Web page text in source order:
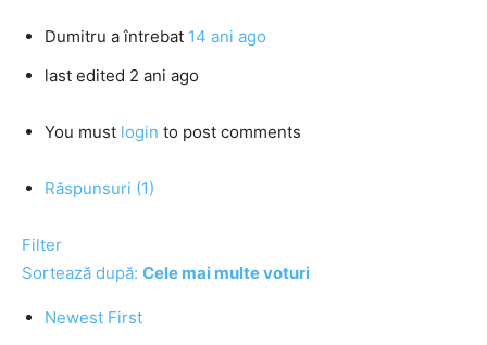
Dumitru a întrebat 14 ani ago
last edited 2 ani ago
You must login to post comments
Răspunsuri (1)
Filter
Sortează după: Cele mai multe voturi
Newest First